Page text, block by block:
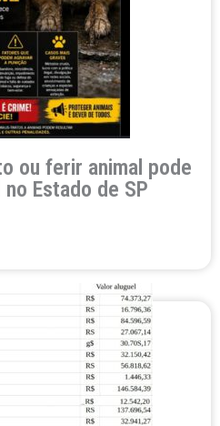
ou ferir animal pode
Estado de SP